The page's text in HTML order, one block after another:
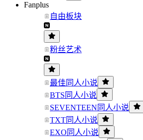
Fanplus
自由板块
粉丝艺术
最佳同人小说
BTS同人小说
SEVENTEEN同人小说
TXT同人小说
EXO同人小说